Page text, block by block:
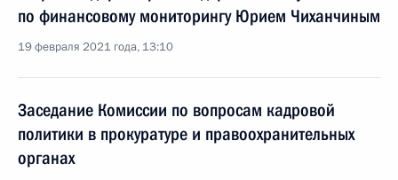
по финансовому мониторингу Юрием Чиханчиным
19 февраля 2021 года, 13:10
Заседание Комиссии по вопросам кадровой
политики в прокуратуре и правоохранительных
органах